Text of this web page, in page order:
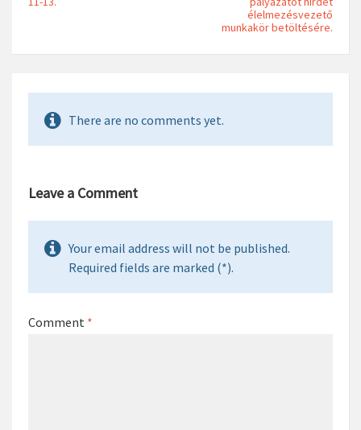
élelmezésvezető
munkakör betöltésére.
There are no comments yet.
Leave a Comment
Your email address will not be published.
Required fields are marked (*).
Comment *